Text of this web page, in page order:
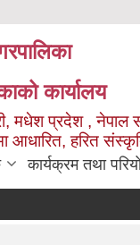
कार्यालय
मधेश प्रदेश , नेपाल
आधारित, हरित
कार्यक्रम तथा